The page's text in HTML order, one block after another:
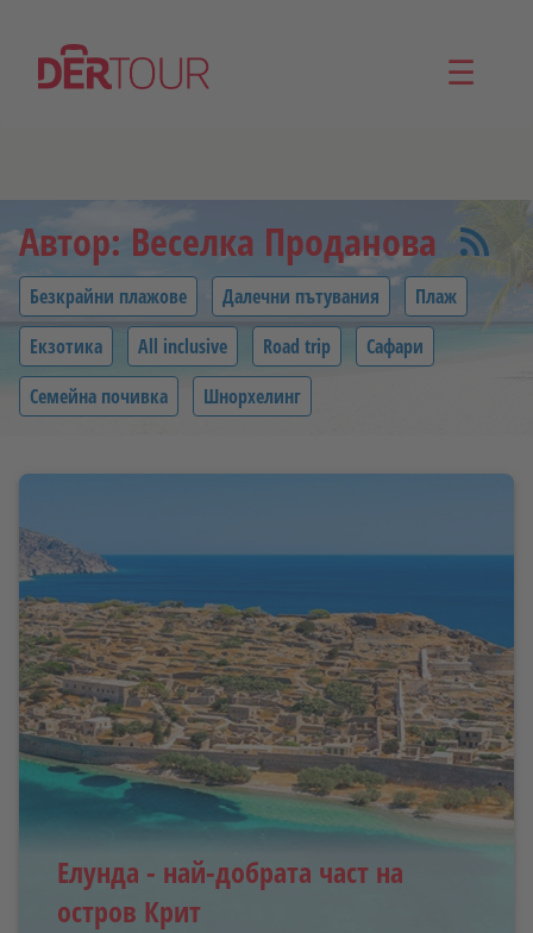
☰
Автор: Веселка Проданова
Безкрайни плажове Далечни пътувания
Плаж
Екзотика
All inclusive Road trip
Сафари
Семейна почивка
Шнорхелинг
Елунда - най-добрата част на
остров Крит